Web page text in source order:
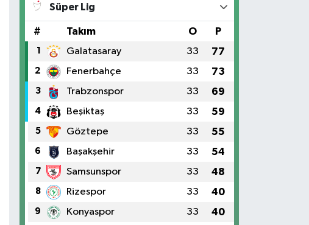
Süper Lig
# Takım O P
1 Galatasaray 33 77
2 Fenerbahçe 33 73
3 Trabzonspor 33 69
4 Beşiktaş 33 59
5 Göztepe 33 55
6 Başakşehir 33 54
7 Samsunspor 33 48
8 Rizespor 33 40
9 Konyaspor 33 40